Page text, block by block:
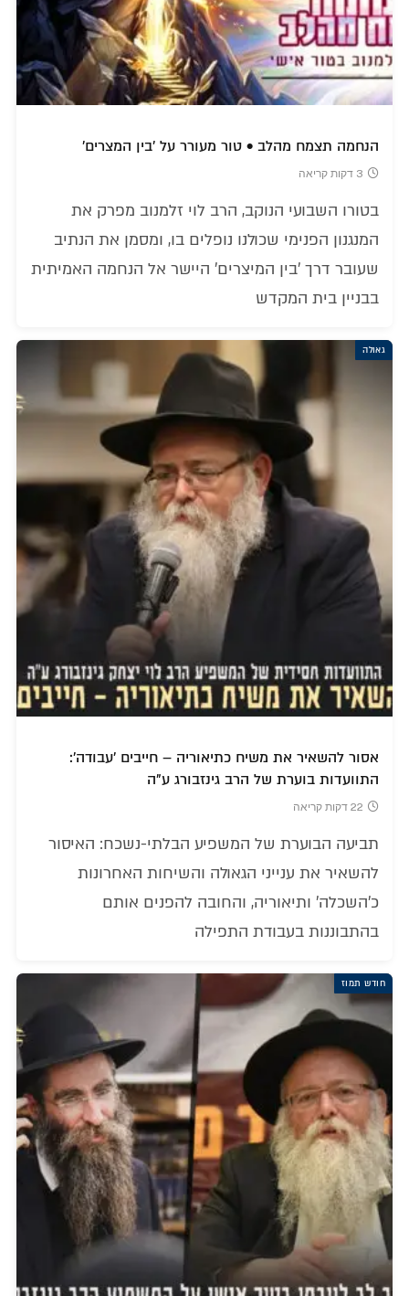
הנחמה תצמח מהלב • טור מעורר על 'בין המצרים'
3 דקות קריאה
בטורו השבועי הנוקב, הרב לוי זלמנוב מפרק את
המנגנון הפנימי שכולנו נופלים בו, ומסמן את הנתיב
שעובר דרך 'בין המיצרים' היישר אל הנחמה האמיתית
בבניין בית המקדש
גאולה
אסור להשאיר את משיח כתיאוריה – חייבים 'עבודה':
התוועדות בוערת של הרב גינזבורג ע"ה
22 דקות קריאה
תביעה הבוערת של המשפיע הבלתי-נשכח: האיסור
להשאיר את ענייני הגאולה והשיחות האחרונות
כ'השכלה' ותיאוריה, והחובה להפנים אותם
בהתבוננות בעבודת התפילה
חודש תמוז